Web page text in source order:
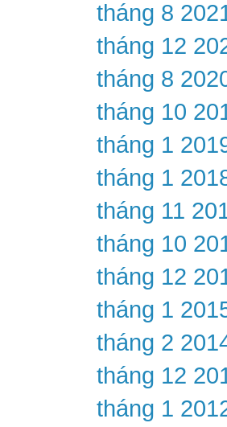
tháng 8
tháng 12
tháng 8
tháng 10
tháng 1
tháng 1
tháng 11
tháng 10
tháng 12
tháng 1
tháng 2
tháng 12
tháng 1